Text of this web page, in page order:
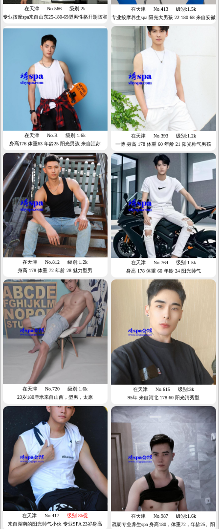
在天津 No.566
级别:2k
专业按摩spa来自山东25-180-69型男性格开朗随和
待与你相遇
在天津 No.413
级别:1.5k
专业按摩养生spa 阳光大男孩 22 180 68 来自安徽
性格开朗比较会聊天退役运动员
在天津 No.R
级别:1.6k
身高176 体重63 年龄25 阳光男孩 来自江苏
在天津 No.393
级别:1.2k
一博 身高 178 体重 60 年龄 21 阳光帅气男孩
在天津 No.812
级别:1.2k
身高 178 体重 72 年龄 28 魅力型男
在天津 No.764
级别:1.5k
身高 178 体重 60 年龄 24 阳光帅气
在天津 No.720
级别:1.6k
23岁180厘米来自山西，型男，太原
在天津 No.615
级别:3k
95年 来自河北 178 60 阳光清秀型
在天津 No.417
级别:8b促
来自湖南的阳光帅气小伙 专业SPA 23岁身高
在天津 No.987
级别:1.6k
疏朗专业养生spa 身高180，体重72，年龄25。阳